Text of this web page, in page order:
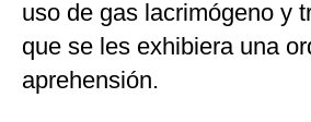
uso de gas lacrimógeno y
que se les exhibiera una
aprehensión.